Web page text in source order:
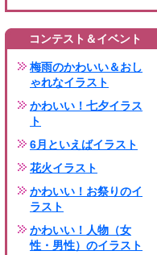
コンテスト＆イベント
梅雨のかわいい＆おし
ゃれなイラスト
かわいい！七夕イラス
ト
6月といえばイラスト
花火イラスト
かわいい！お祭りのイ
ラスト
かわいい！人物（女
性・男性）のイラスト